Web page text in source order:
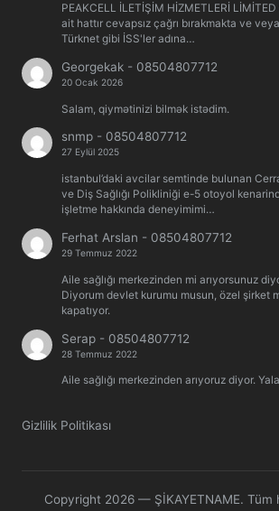
PEAKCELL İLETİŞİM HİZMETLERİ
ait hattır cevapsız çağrı bırakmakta ve
Türknet gibi İSS'ler adına…
Georgekak - 08504807712
20 Ocak 2026
Salam, qiymətinizi bilmək istədim.
snmp - 08504807712
27 Eylül 2025
istanbul’daki avcilar semtinde bulunan
ve Diş Sağlığı Polikliniği e-5 otoyol
işletme hakkında deneyimimi…
Ferhat Arslan - 08504807712
29 Temmuz 2022
Aile sağlığı merkezinden mi arıyorsunuz
Diyorum devlet kurumu musun, özel şirket
kapatıyor.
Serap - 08504807712
28 Temmuz 2022
Aile sağlığı merkezinden arıyoruz diyor.
Gizlilik Politikası
Copyright 2026 — ŞİKAYETNAME. Tüm